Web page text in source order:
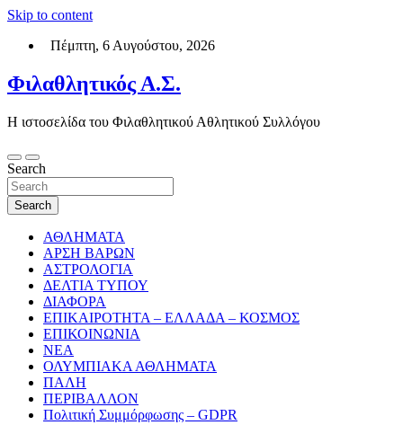
Skip to content
Πέμπτη, 6 Αυγούστου, 2026
Φιλαθλητικός Α.Σ.
Η ιστοσελίδα του Φιλαθλητικού Αθλητικού Συλλόγου
Search
Search
ΑΘΛΗΜΑΤΑ
ΑΡΣΗ ΒΑΡΩΝ
ΑΣΤΡΟΛΟΓΙΑ
ΔΕΛΤΙΑ ΤΥΠΟΥ
ΔΙΑΦΟΡΑ
ΕΠΙΚΑΙΡΟΤΗΤΑ – ΕΛΛΑΔΑ – ΚΟΣΜΟΣ
ΕΠΙΚΟΙΝΩΝΙΑ
ΝΕΑ
ΟΛΥΜΠΙΑΚΑ ΑΘΛΗΜΑΤΑ
ΠΑΛΗ
ΠΕΡΙΒΑΛΛΟΝ
Πολιτική Συμμόρφωσης – GDPR